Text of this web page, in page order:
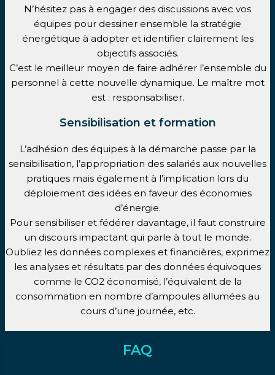
N’hésitez pas à engager des discussions avec vos
équipes pour dessiner ensemble la stratégie
énergétique à adopter et identifier clairement les
objectifs associés.
C’est le meilleur moyen de faire adhérer l’ensemble du
personnel à cette nouvelle dynamique. Le maître mot
est : responsabiliser.
Sensibilisation et formation
L’adhésion des équipes à la démarche passe par la
sensibilisation, l’appropriation des salariés aux nouvelles
pratiques mais également à l’implication lors du
déploiement des idées en faveur des économies
d’énergie.
Pour sensibiliser et fédérer davantage, il faut construire
un discours impactant qui parle à tout le monde.
Oubliez les données complexes et financières, exprimez
les analyses et résultats par des données équivoques
comme le CO2 économisé, l’équivalent de la
consommation en nombre d’ampoules allumées au
cours d’une journée, etc.
FAQ